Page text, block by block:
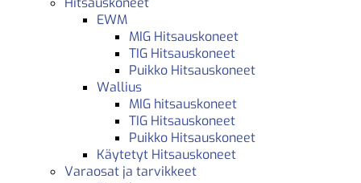
EWM
MIG Hitsauskoneet
TIG Hitsauskoneet
Puikko Hitsauskoneet
Wallius
MIG hitsauskoneet
TIG Hitsauskoneet
Puikko Hitsauskoneet
Käytetyt Hitsauskoneet
Varaosat ja tarvikkeet